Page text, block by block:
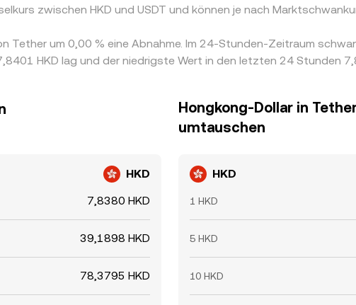
zwischen HKD und USDT und können je nach
Tether um 0,00 % eine Abnahme. Im 24-Stunden-Zeitraum
HKD lag und der niedrigste Wert in den letzten 24 Stunden
HKD
7,8380 HKD
39,1898 HKD
78,3795 HKD
Hongkong-Dollar in
umtauschen
HKD
1 HKD
5 HKD
10 HKD